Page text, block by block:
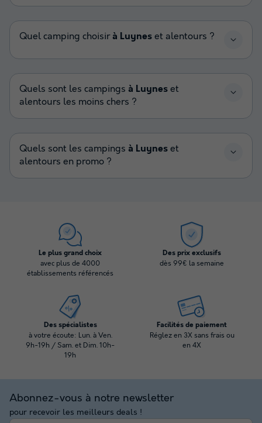
Quel camping choisirà Luynes et alentours ?
Quels sont les campings à Luynes et
alentours les moins chers ?
Quels sont les campings à Luynes et
alentours en promo ?
Le plus grand choix
avec plus de 4000
établissements référencés
Des prix exclusifs
dès 99€ la semaine
Des spécialistes
à votre écoute: Lun. à Ven.
9h-19h / Sam. et Dim. 10h-
19h
Facilités de paiement
Réglez en 3X sans frais ou
en 4X
Abonnez-vous à notre newsletter
pour recevoir les meilleurs deals !